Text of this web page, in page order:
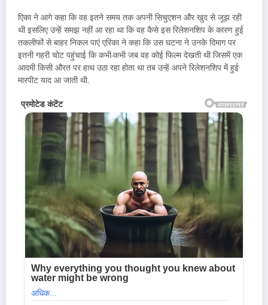
एिका ने आगे कहा कि वह इतने समय तक अपनी सिचुएशन और खुद से जूझ रही
थी इसलिए उन्हें समझ नहीं आ रहा था कि वह कैसे इस रिलेशनशिप के कारण हुई
तकलीफों से बाहर निकल पाएं एरिका ने कहा कि उस घटना ने उनके दिमाग पर
इतनी गहरी चोट पहुंचाई कि कभी-कभी जब वह कोई फिल्म देखती थी जिसमें एक
आदमी किसी औरत पर हाथ उठा रहा होता था तब उन्हें अपने रिलेशनशिप में हुई
मारपीट याद आ जाती थी.